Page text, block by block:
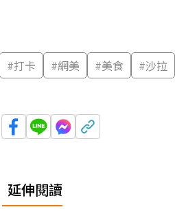
#打卡 #網美 #美食 #沙拉
延伸閱讀